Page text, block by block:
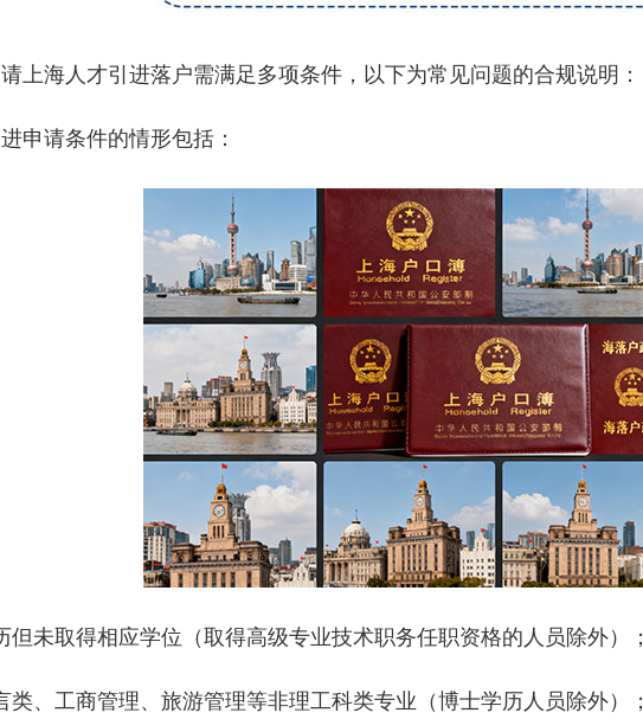
海人才引进落户需满足多项条件，以下为常见问题的合规说明：
请条件的情形包括：
取得相应学位（取得高级专业技术职务任职资格的人员除外）；
工商管理、旅游管理等非理工科类专业（博士学历人员除外）；